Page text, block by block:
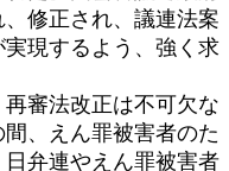
修正され、議連法案
現するよう、強く求
審法改正は不可欠な
、えん罪被害者のた
弁連やえん罪被害者